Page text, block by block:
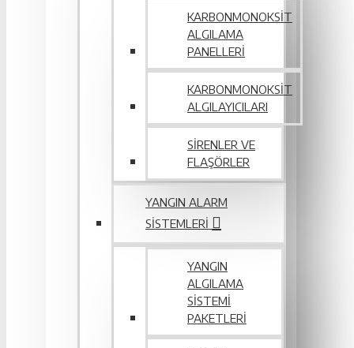
KARBONMONOKSIT
ALGILAMA
PANELLERI
KARBONMONOKSIT
ALGILAYICILARI
SIRENLER VE
FLAŞÖRLER
YANGIN ALARM
SISTEMLERI
YANGIN
ALGILAMA
SISTEMI
PAKETLERI